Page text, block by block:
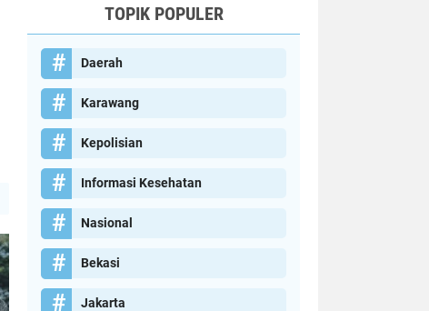
TOPIK POPULER
Daerah
Karawang
Kepolisian
Informasi Kesehatan
Nasional
Bekasi
Jakarta